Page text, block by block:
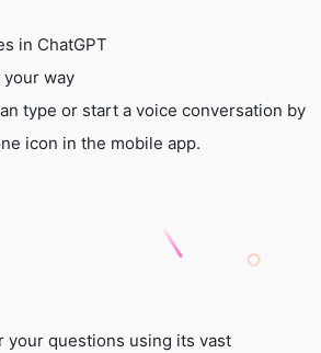
in ChatGPT
your way
type or start a voice conversation by
icon in the mobile app.
your questions using its vast